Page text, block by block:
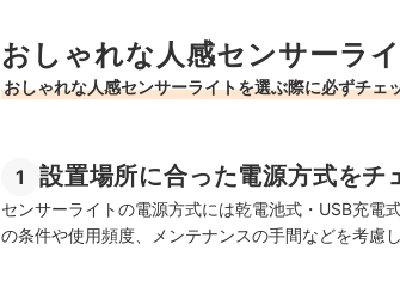
おしゃれな人感センサーライトの売れ筋ランキングもチェ
おしゃれな人感センサーラ
おしゃれな人感センサーライトを選ぶ際に必ずチェ
1 設置場所に合った電源方式をチ
センサーライトの電源方式には乾電池式・USB充電
の条件や使用頻度、メンテナンスの手間などを考慮